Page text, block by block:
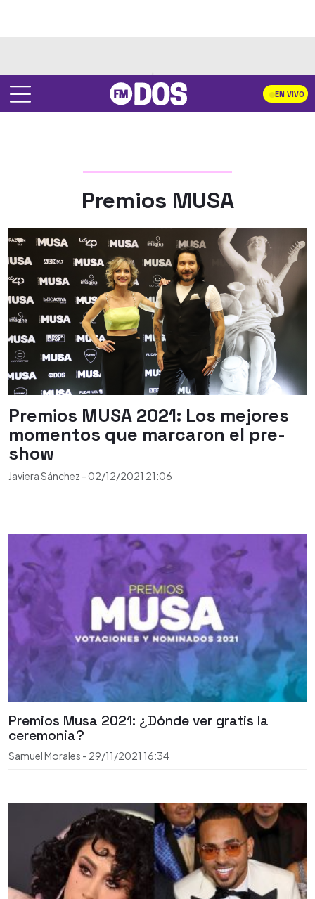
EN VIVO
Premios MUSA
Premios MUSA 2021: Los mejores
momentos que marcaron el pre-
show
Javiera Sánchez - 02/12/2021 21:06
Premios Musa 2021: ¿Dónde ver gratis la
ceremonia?
Samuel Morales - 29/11/2021 16:34